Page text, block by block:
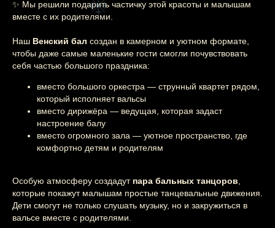
✨ Мы решили подарить частичку этой красоты и малышам
вместе с их родителями.
Наш Венский бал создан в камерном и уютном формате,
чтобы даже самые маленькие гости смогли почувствовать
себя частью большого праздника:
вместо большого оркестра — струнный квартет рядом,
который исполняет вальсы
вместо дирижёра — ведущая, которая задаст
настроение балу
вместо огромного зала — уютное пространство, где
комфортно детям и родителям
Особую атмосферу создадут пара бальных танцоров
которые покажут малышам простые танцевальные движения.
Дети смогут не только слушать музыку, но и закружиться в
вальсе вместе с родителями.